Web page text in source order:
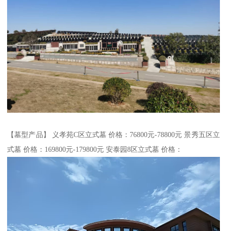
【墓型产品】 义孝苑C区立式墓 价格：76800元-78800元 景秀五区立
式墓 价格：169800元-179800元 安泰园8区立式墓 价格：